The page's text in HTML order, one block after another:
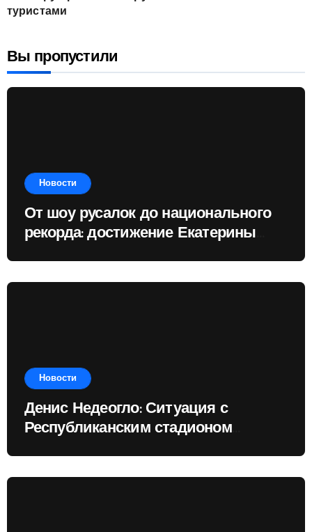
туристами
Вы пропустили
Новости
От шоу русалок до национального
рекорда: достижение Екатерины
Новости
Денис Недеогло: Ситуация с
Республиканским стадионом